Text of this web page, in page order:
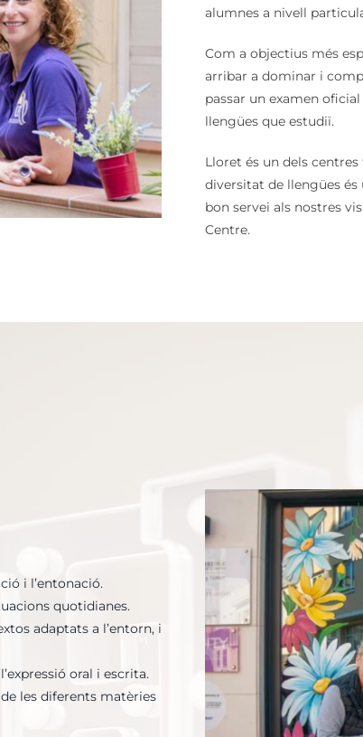
alumnes a nivell
Com a objectius més
arribar a dominar i
passar un examen
llengües que estudiï.
Lloret és un dels
diversitat de llengües
bon servei als nostres
Centre.
i l’entonació.
quotidianes.
adaptats a l’entorn, i
oral i escrita.
les diferents matèries